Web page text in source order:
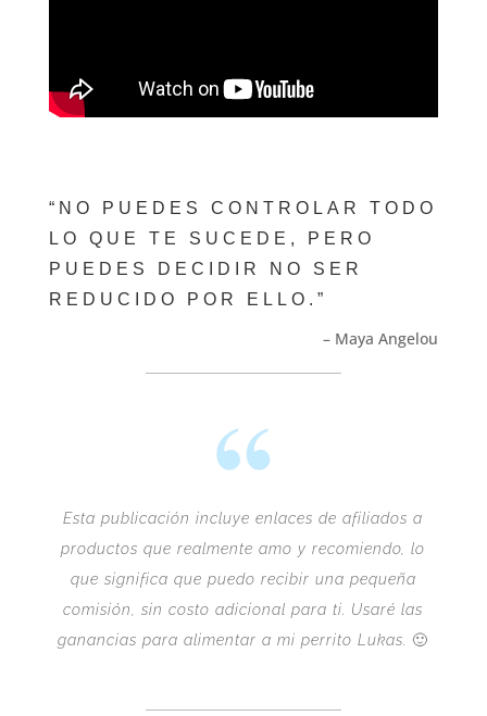
“NO PUEDES CONTROLAR TODO
LO QUE TE SUCEDE, PERO
PUEDES DECIDIR NO SER
REDUCIDO POR ELLO.”
– Maya Angelou
Esta publicación incluye enlaces de afiliados a
productos que realmente amo y recomiendo, lo
que significa que puedo recibir una pequeña
comisión, sin costo adicional para ti. Usaré las
ganancias para alimentar a mi perrito Lukas. 🙂